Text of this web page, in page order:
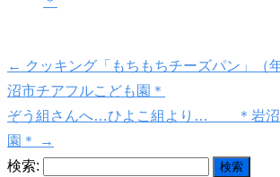
← クッキング「もちもちチーズパン」
沼市チアフルこども園＊
ぞう組さんへ…ひよこ組より… ＊岩沼
園＊
→
検索: